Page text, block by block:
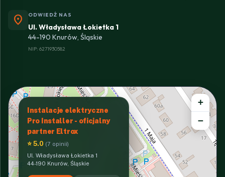
location_on ODWIEDŹ NAS
Ul. Władysława Łokietka 1
44-190 Knurów, Śląskie
NIP: 6271930582
Instalacje elektryczne
Pro Installer - oficjalny
partner Eltrox
⭐ 5.0 (7 opinii)
Ul. Władysława Łokietka 1
44-190 Knurów, Śląskie
+
−